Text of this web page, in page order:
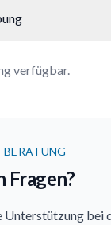
verfügbar.
BERATUNG
Fragen?
Unterstützung bei